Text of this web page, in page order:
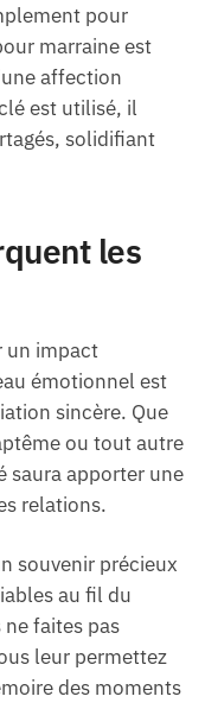
pour
marraine est
affection
est utilisé, il
solidifiant
les
un impact
émotionnel est
sincère. Que
ou tout autre
saura apporter une
relations.
souvenir précieux
au fil du
faites pas
leur permettez
des moments